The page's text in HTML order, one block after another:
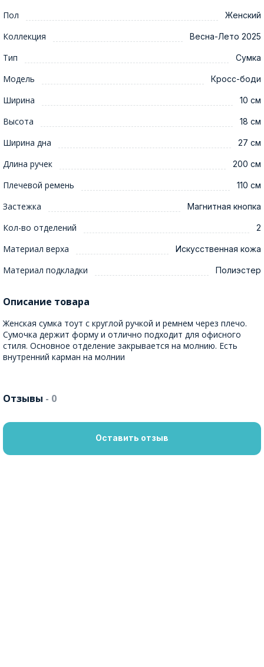
Пол Женский
Коллекция Весна-Лето 2025
Тип Сумка
Модель Кросс-боди
Ширина 10 см
Высота 18 см
Ширина дна 27 см
Длина ручек 200 см
Плечевой ремень 110 см
Застежка Магнитная кнопка
Кол-во отделений 2
Материал верха Искусственная кожа
Материал подкладки Полиэстер
Описание товара
Женская сумка тоут с круглой ручкой и ремнем через плечо.
Сумочка держит форму и отлично подходит для офисного
стиля. Основное отделение закрывается на молнию. Есть
внутренний карман на молнии
Отзывы - 0
Оставить отзыв